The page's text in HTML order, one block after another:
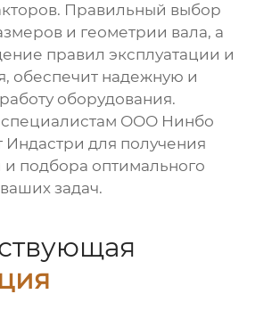
Правильный выбор
и геометрии вала, а
правил эксплуатации и
обеспечит надежную и
оборудования.
специалистам ООО Нинбо
для получения
и подбора оптимального
задач.